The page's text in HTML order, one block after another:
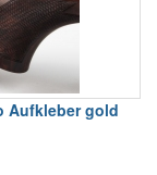
Aufkleber gold